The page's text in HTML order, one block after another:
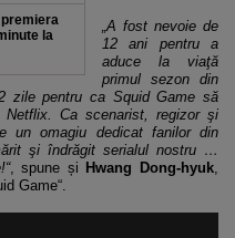
premiera
la
„A fost nevoie de
12 ani pentru a
aduce la viaţă
primul sezon din
zile pentru ca Squid Game să
Ca scenarist, regizor şi
un omagiu dedicat fanilor din
şi îndrăgit serialul nostru …
, spune și Hwang Dong-hyuk,
Game“.